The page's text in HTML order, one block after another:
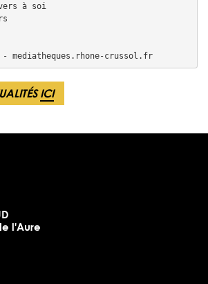
à soi
mediatheques.rhone-crussol.fr
ICI
l'Aure